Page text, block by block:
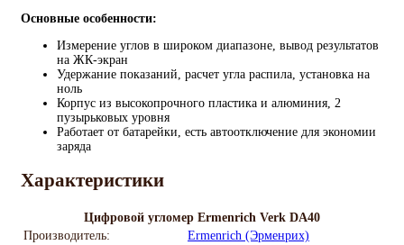
Основные особенности:
Измерение углов в широком диапазоне, вывод результатов
на ЖК-экран
Удержание показаний, расчет угла распила, установка на
ноль
Корпус из высокопрочного пластика и алюминия, 2
пузырьковых уровня
Работает от батарейки, есть автоотключение для экономии
заряда
Характеристики
Цифровой угломер Ermenrich Verk DA40
Производитель:
Ermenrich (Эрменрих)